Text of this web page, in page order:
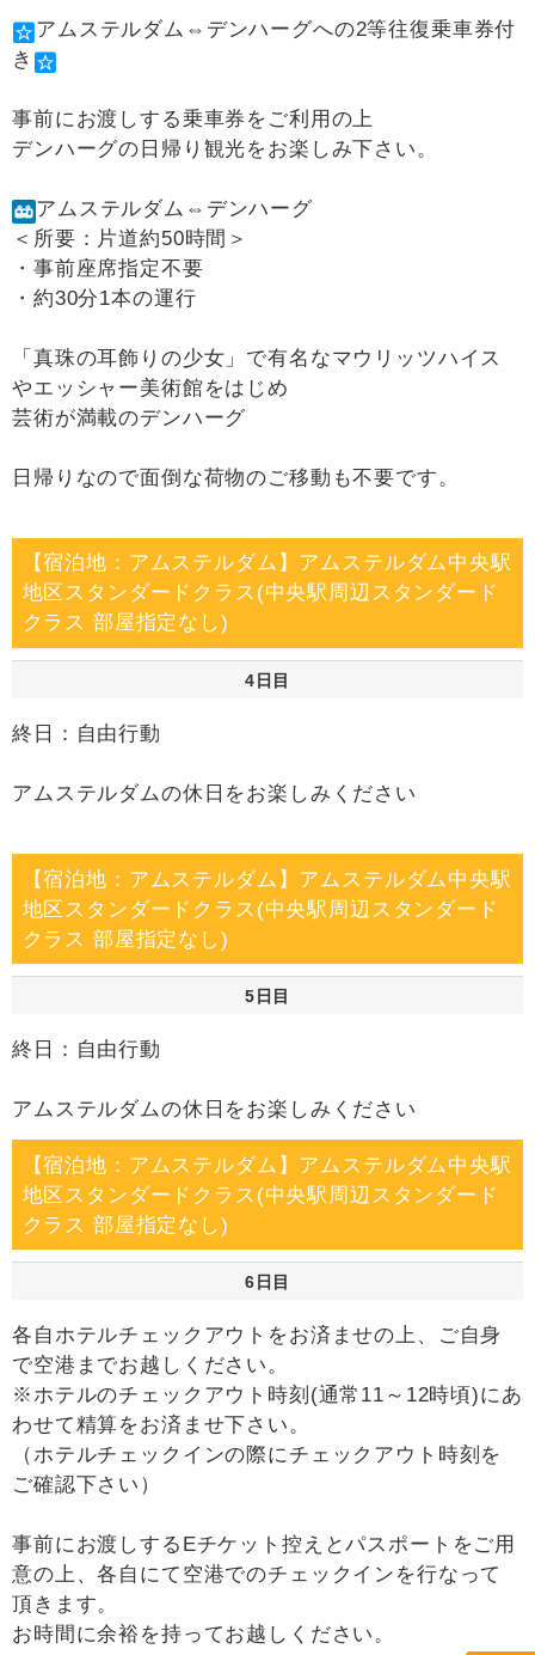
アムステルダム⇔デンハーグへの2等往復乗車券付
き
事前にお渡しする乗車券をご利用の上
デンハーグの日帰り観光をお楽しみ下さい。
アムステルダム⇔デンハーグ
＜所要：片道約50時間＞
・事前座席指定不要
・約30分1本の運行
「真珠の耳飾りの少女」で有名なマウリッツハイス
やエッシャー美術館をはじめ
芸術が満載のデンハーグ
日帰りなので面倒な荷物のご移動も不要です。
【宿泊地：アムステルダム】アムステルダム中央駅
地区スタンダードクラス(中央駅周辺スタンダード
クラス 部屋指定なし)
4日目
終日：自由行動
アムステルダムの休日をお楽しみください
【宿泊地：アムステルダム】アムステルダム中央駅
地区スタンダードクラス(中央駅周辺スタンダード
クラス 部屋指定なし)
5日目
終日：自由行動
アムステルダムの休日をお楽しみください
【宿泊地：アムステルダム】アムステルダム中央駅
地区スタンダードクラス(中央駅周辺スタンダード
クラス 部屋指定なし)
6日目
各自ホテルチェックアウトをお済ませの上、ご自身
で空港までお越しください。
※ホテルのチェックアウト時刻(通常11～12時頃)にあ
わせて精算をお済ませ下さい。
（ホテルチェックインの際にチェックアウト時刻を
ご確認下さい）
事前にお渡しするEチケット控えとパスポートをご用
意の上、各自にて空港でのチェックインを行なって
頂きます。
お時間に余裕を持ってお越しください。